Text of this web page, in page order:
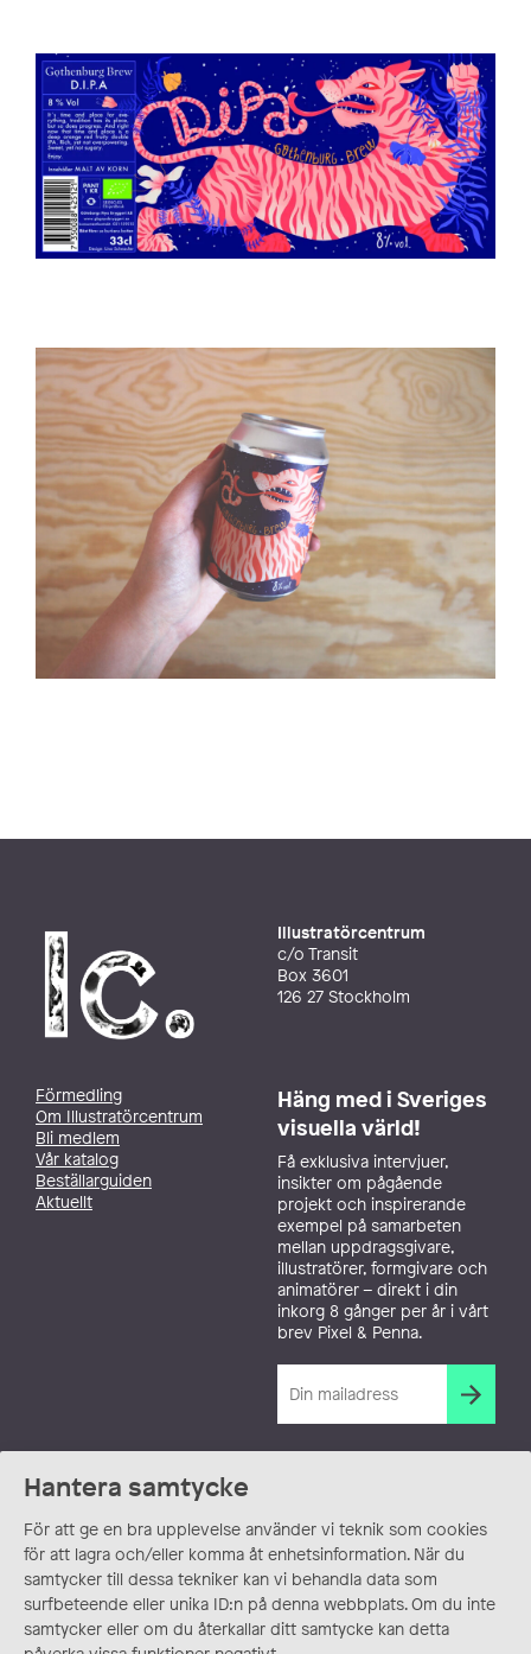
Hantera samtycke
För att ge en bra upplevelse använder vi teknik som cookies
för att lagra och/eller komma åt enhetsinformation. När du
samtycker till dessa tekniker kan vi behandla data som
surfbeteende eller unika ID:n på denna webbplats. Om du inte
samtycker eller om du återkallar ditt samtycke kan detta
Illustratörcentrum
c/o Transit
Box 3601
126 27 Stockholm
Förmedling
Om Illustratörcentrum
Bli medlem
Vår katalog
Beställarguiden
Aktuellt
Häng med i Sveriges
visuella värld!
Få exklusiva intervjuer,
insikter om pågående
projekt och inspirerande
exempel på samarbeten
mellan uppdragsgivare,
illustratörer, formgivare och
animatörer – direkt i din
inkorg 8 gånger per år i vårt
brev Pixel & Penna.